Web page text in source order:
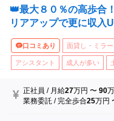
👑最大８０％の高歩合
リアアップで更に収入
口コミあり 面貸し・ミラ
アシスタント 成人が多い
正社員 / 月給27万円 〜90
業務委託 /完全歩合25万円